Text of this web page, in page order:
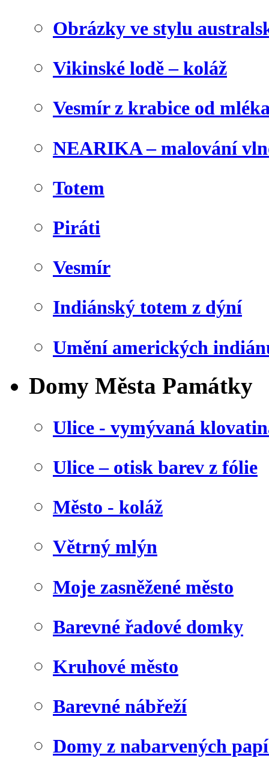
Obrázky ve stylu
Vikinské lodě – koláž
Vesmír z krabice od
NEARIKA – malování
Totem
Piráti
Vesmír
Indiánský totem z dýní
Umění amerických
Domy Města Památky
Ulice - vymývaná
Ulice – otisk barev z fólie
Město - koláž
Větrný mlýn
Moje zasněžené město
Barevné řadové domky
Kruhové město
Barevné nábřeží
Domy z nabarvených